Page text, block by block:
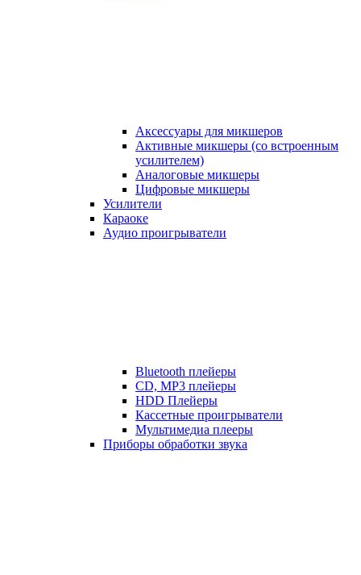
Аксессуары для микшеров
Активные микшеры (со встроенным
усилителем)
Аналоговые микшеры
Цифровые микшеры
Усилители
Караоке
Аудио проигрыватели
Bluetooth плейеры
CD, MP3 плейеры
HDD Плейеры
Кассетные проигрыватели
Мультимедиа плееры
Приборы обработки звука